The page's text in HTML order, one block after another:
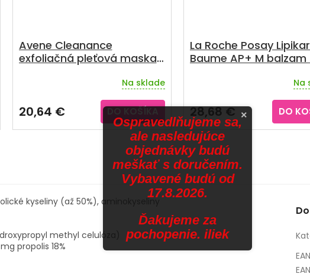
Avene Cleanance
exfoliačná pleťová maska
Na sklade
20,64 € DO KOŠÍKA
La Roche Posay Lipikar
Baume AP+ M balzam
Na
28,68 € DO
kyseliny (až 50%), aminokyseliny
methyl celulóza)
propolis 18%
EAN
×
Ospravedlňujeme sa,
ale nasledujúce
objednávky budú
meškať s doručením.
Vybavené budú od
17.8.2026.
Ďakujeme za
pochopenie. iliek